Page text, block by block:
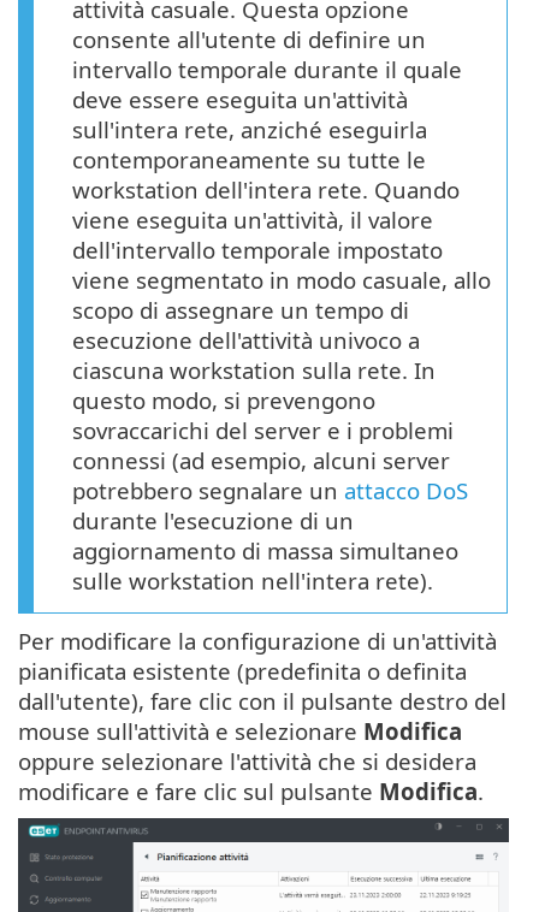
attività casuale. Questa opzione
consente all'utente di definire un
intervallo temporale durante il quale
deve essere eseguita un'attività
sull'intera rete, anziché eseguirla
contemporaneamente su tutte le
workstation dell'intera rete. Quando
viene eseguita un'attività, il valore
dell'intervallo temporale impostato
viene segmentato in modo casuale, allo
scopo di assegnare un tempo di
esecuzione dell'attività univoco a
ciascuna workstation sulla rete. In
questo modo, si prevengono
sovraccarichi del server e i problemi
connessi (ad esempio, alcuni server
potrebbero segnalare un attacco DoS
durante l'esecuzione di un
aggiornamento di massa simultaneo
sulle workstation nell'intera rete).
Per modificare la configurazione di un'attività
pianificata esistente (predefinita o definita
dall'utente), fare clic con il pulsante destro del
mouse sull'attività e selezionare Modifica
oppure selezionare l'attività che si desidera
modificare e fare clic sul pulsante Modifica.